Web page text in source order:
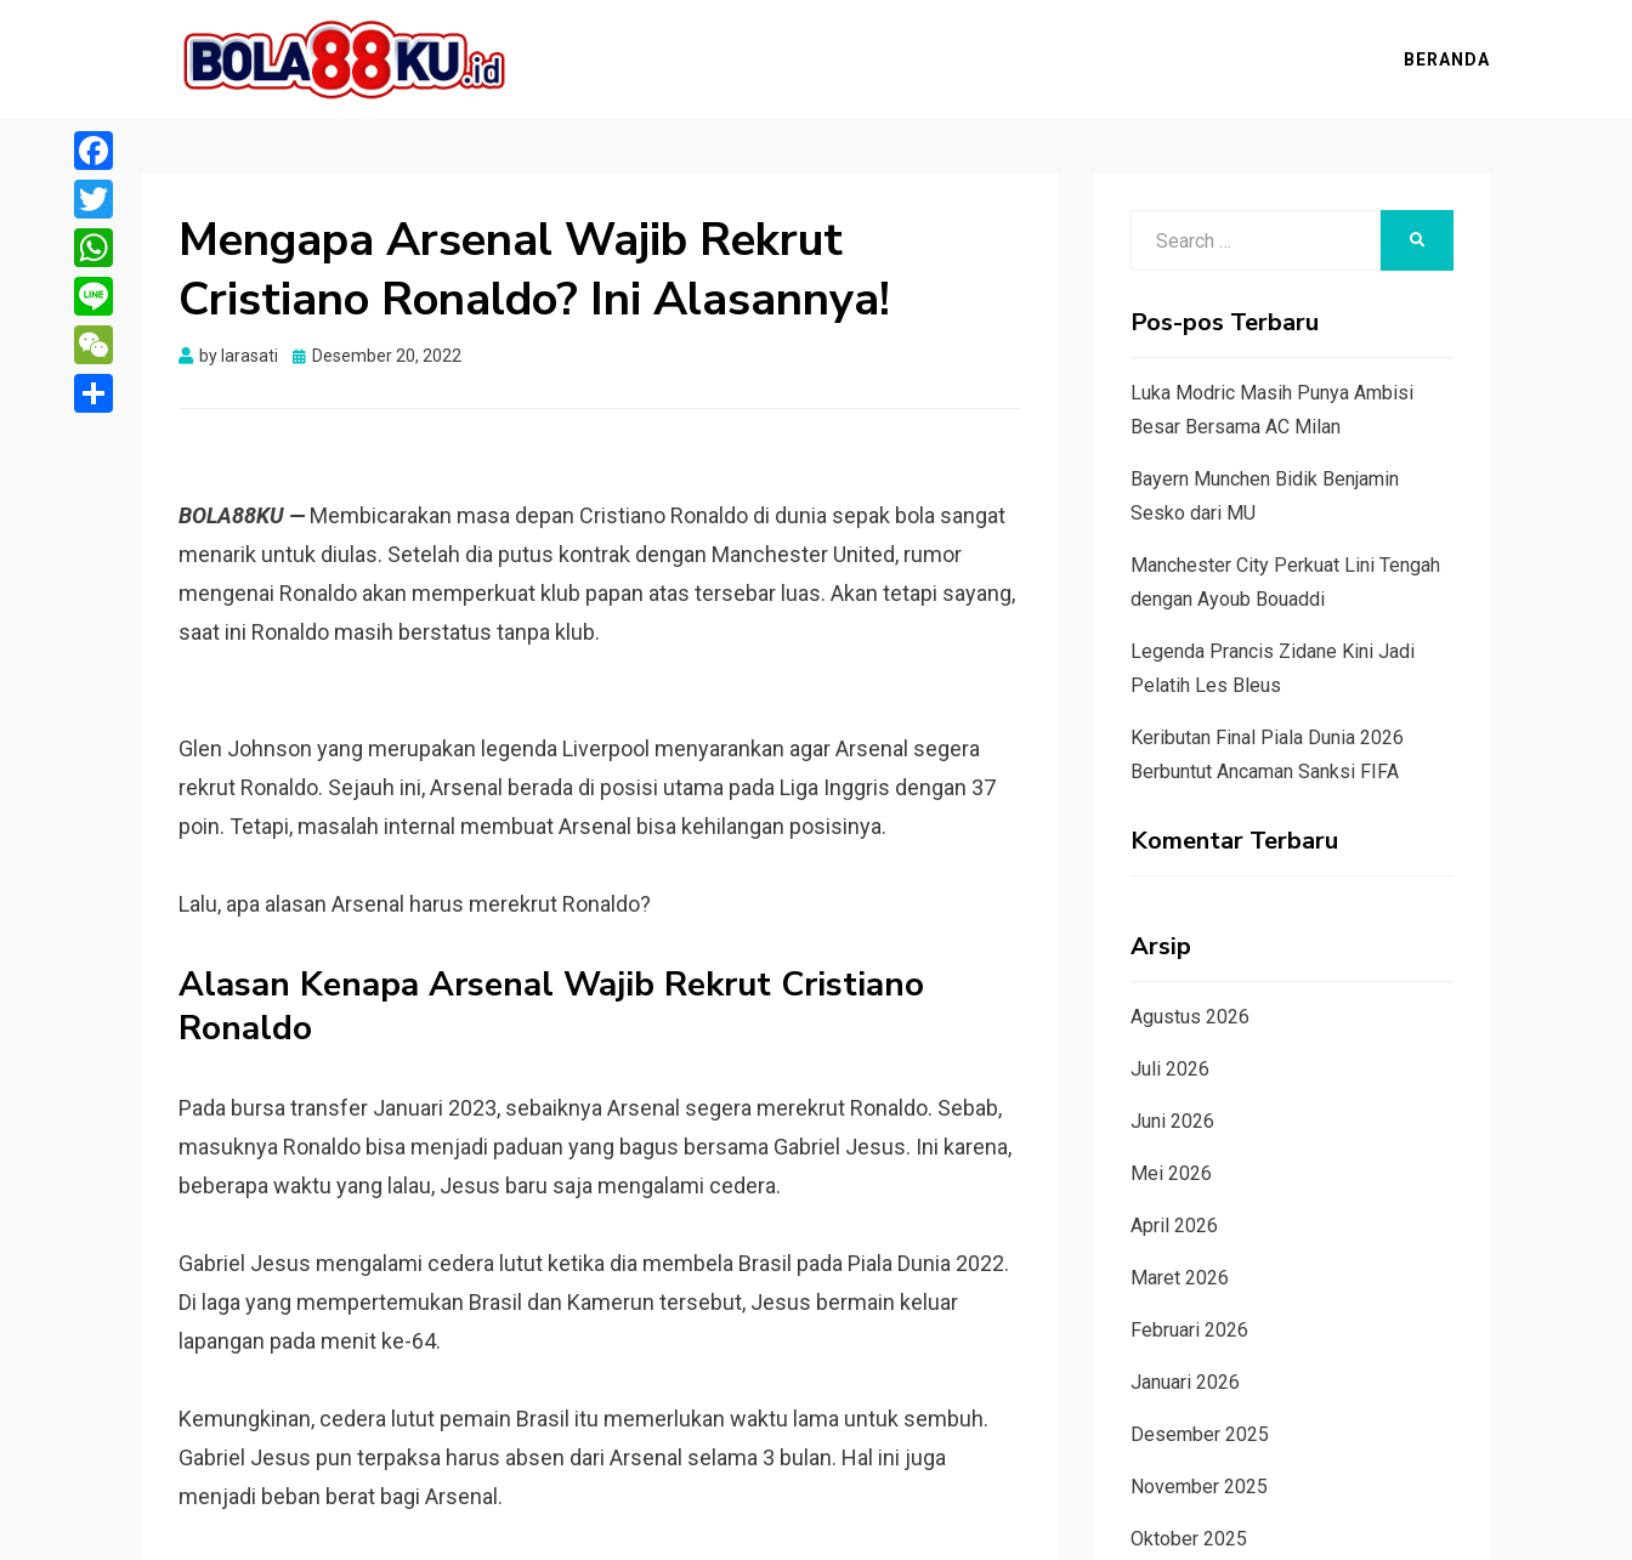
BERANDA
Mengapa Arsenal Wajib Rekrut
Cristiano Ronaldo? Ini Alasannya!
by larasati
Posted
Desember 20, 2022
BOLA88KU — Membicarakan masa depan Cristiano Ronaldo di dunia sepak bola sangat
menarik untuk diulas. Setelah dia putus kontrak dengan Manchester United, rumor
mengenai Ronaldo akan memperkuat klub papan atas tersebar luas. Akan tetapi sayang,
saat ini Ronaldo masih berstatus tanpa klub.
Glen Johnson yang merupakan legenda Liverpool menyarankan agar Arsenal segera
rekrut Ronaldo. Sejauh ini, Arsenal berada di posisi utama pada Liga Inggris dengan 37
poin. Tetapi, masalah internal membuat Arsenal bisa kehilangan posisinya.
Lalu, apa alasan Arsenal harus merekrut Ronaldo?
Alasan Kenapa Arsenal Wajib Rekrut Cristiano
Ronaldo
Pada bursa transfer Januari 2023, sebaiknya Arsenal segera merekrut Ronaldo. Sebab,
masuknya Ronaldo bisa menjadi paduan yang bagus bersama Gabriel Jesus. Ini karena,
beberapa waktu yang lalau, Jesus baru saja mengalami cedera.
Gabriel Jesus mengalami cedera lutut ketika dia membela Brasil pada Piala Dunia 2022.
Di laga yang mempertemukan Brasil dan Kamerun tersebut, Jesus bermain keluar
lapangan pada menit ke-64.
Kemungkinan, cedera lutut pemain Brasil itu memerlukan waktu lama untuk sembuh.
Gabriel Jesus pun terpaksa harus absen dari Arsenal selama 3 bulan. Hal ini juga
menjadi beban berat bagi Arsenal.
Facebook
Twitter
WhatsApp
Line
WeChat
Pos-pos Terbaru
Luka Modric Masih Punya Ambisi
Besar Bersama AC Milan
Bayern Munchen Bidik Benjamin
Sesko dari MU
Manchester City Perkuat Lini Tengah
dengan Ayoub Bouaddi
Legenda Prancis Zidane Kini Jadi
Pelatih Les Bleus
Keributan Final Piala Dunia 2026
Berbuntut Ancaman Sanksi FIFA
Komentar Terbaru
Arsip
Agustus 2026
Juli 2026
Juni 2026
Mei 2026
April 2026
Maret 2026
Februari 2026
Januari 2026
Desember 2025
November 2025
Oktober 2025